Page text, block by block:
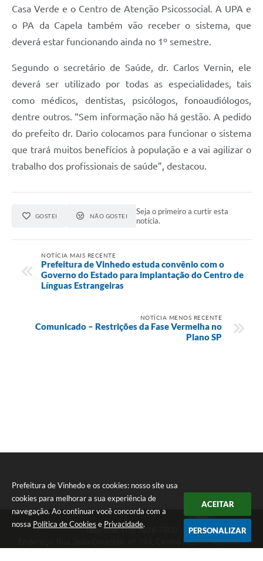
Prefeitura de Vinhedo e os cookies: nosso site usa
cookies para melhorar a sua experiência de
navegação. Ao continuar você concorda com a
nossa Política de Cookies e Privacidade.
ACEITAR
PERSONALIZAR
Casa Verde e o Centro de Atenção Psicossocial. A UPA e
o PA da Capela também vão receber o sistema, que
deverá estar funcionando ainda no 1º semestre.
Segundo o secretário de Saúde, dr. Carlos Vernin, ele
deverá ser utilizado por todas as especialidades, tais
como médicos, dentistas, psicólogos, fonoaudiólogos,
dentre outros. “Sem informação não há gestão. A pedido
do prefeito dr. Dario colocamos para funcionar o sistema
que trará muitos benefícios à população e a vai agilizar o
trabalho dos profissionais de saúde”, destacou.
GOSTEI NÃO GOSTEI
Seja o primeiro a curtir esta
notícia.
NOTÍCIA MAIS RECENTE
Prefeitura de Vinhedo estuda convênio com o
Governo do Estado para implantação do Centro de
Línguas Estrangeiras
NOTÍCIA MENOS RECENTE
Comunicado – Restrições da Fase Vermelha no
Plano SP
Telefone: (19) 3826-7800
Endereço: Rua João Corazzari, nº 394, Centro | CEP: 13280-091